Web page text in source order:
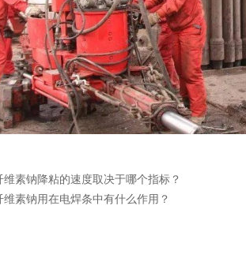
维素钠降粘的速度取决于哪个指标？
维素钠用在电焊条中有什么作用？